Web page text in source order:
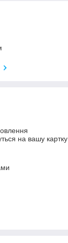
на вашу картку